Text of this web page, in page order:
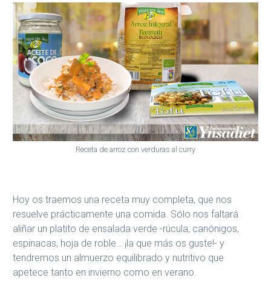
Receta de arroz con verduras al curry
Hoy os traemos una receta muy completa, que nos
resuelve prácticamente una comida. Sólo nos faltará
aliñar un platito de ensalada verde -rúcula, canónigos,
espinacas, hoja de roble… ¡la que más os guste!- y
tendremos un almuerzo equilibrado y nutritivo que
apetece tanto en invierno como en verano.